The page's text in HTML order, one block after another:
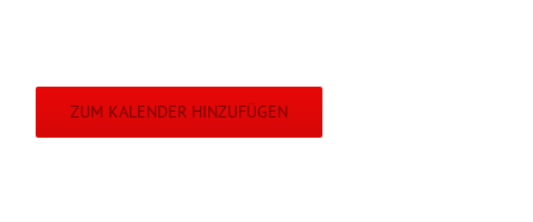
ZUM KALENDER HINZUFÜGEN